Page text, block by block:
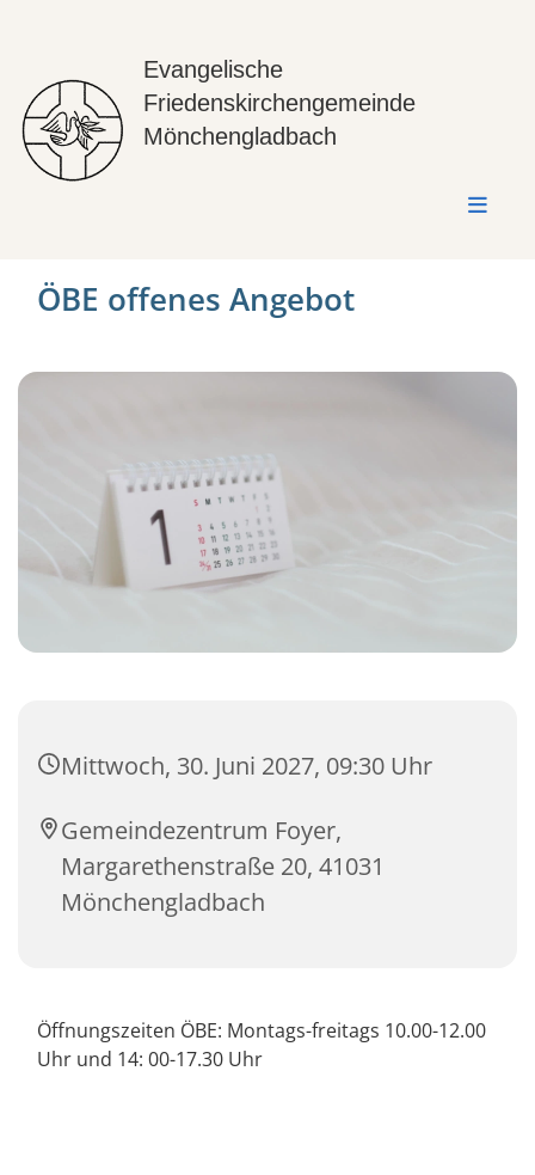
Evangelische
Friedenskirchengemeinde
Mönchengladbach
ÖBE offenes Angebot
Mittwoch, 30. Juni 2027, 09:30 Uhr
Gemeindezentrum Foyer,
Margarethenstraße 20, 41031
Mönchengladbach
Öffnungszeiten ÖBE: Montags-freitags 10.00-12.00
Uhr und 14: 00-17.30 Uhr